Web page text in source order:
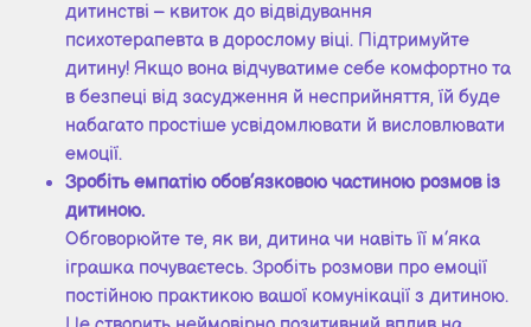
дитинстві – квиток до відвідування
психотерапевта в дорослому віці. Підтримуйте
дитину! Якщо вона відчуватиме себе комфортно та
в безпеці від засудження й несприйняття, їй буде
набагато простіше усвідомлювати й висловлювати
емоції.
Зробіть емпатію обов’язковою частиною розмов із
дитиною.
Обговорюйте те, як ви, дитина чи навіть її м’яка
іграшка почуваєтесь. Зробіть розмови про емоції
постійною практикою вашої комунікації з дитиною.